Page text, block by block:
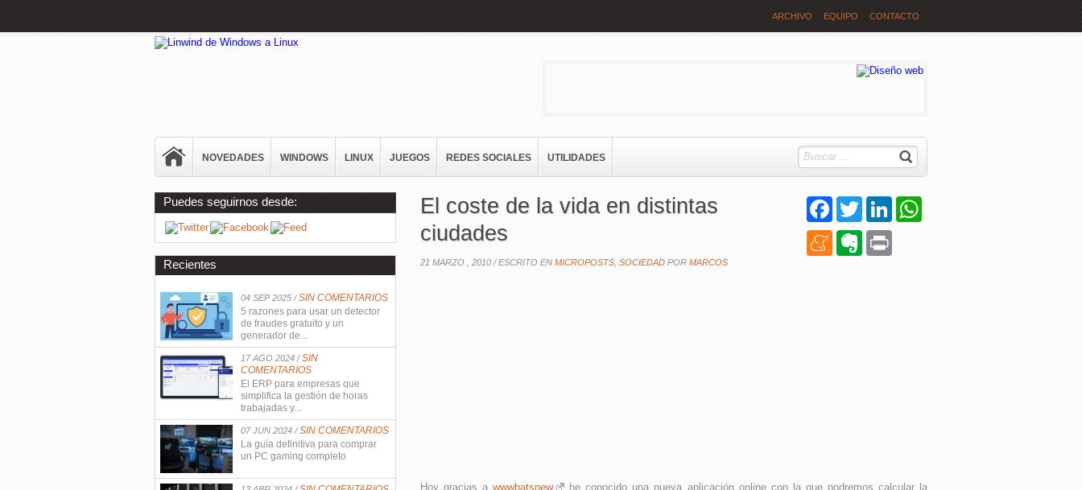
ARCHIVO EQUIPO CONTACTO
NOVEDADES WINDOWS LINUX JUEGOS REDES SOCIALES UTILIDADES
FacebookTwitter LinkedIn
MeneameEvernote
El coste de la vida en distintas
ciudades
21 MARZO , 2010 /ESCRITO EN MICROPOSTS SOCIEDAD POR MARCOS
Hoy gracias awwwhatsnew
he conocido una nueva aplicación online con la que podremos calcular la
Puedes seguirnos desde:
Recientes
04 SEP 2025 /SIN COMENTARIOS
5 razones para usar un detector
de fraudes gratuito y un
generador de...
17 AGO 2024 /SIN
COMENTARIOS
El ERP para empresas que
simplifica la gestión de horas
trabajadas y...
07 JUN 2024 /SIN COMENTARIOS
La guía definitiva para comprar
un PC gaming completo